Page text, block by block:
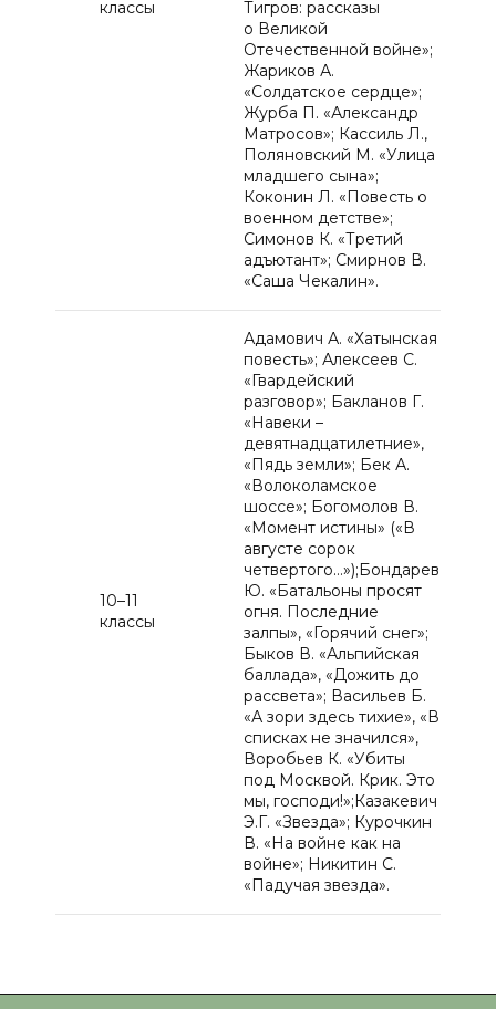
классы
Тигров: рассказы
о Великой
Отечественной войне»;
Жариков А.
«Солдатское сердце»;
Журба П. «Александр
Матросов»; Кассиль Л.,
Поляновский М. «Улица
младшего сына»;
Коконин Л. «Повесть о
военном детстве»;
Симонов К. «Третий
адъютант»; Смирнов В.
«Саша Чекалин».
10–11
классы
Адамович А. «Хатынская
повесть»; Алексеев С.
«Гвардейский
разговор»; Бакланов Г.
«Навеки –
девятнадцатилетние»,
«Пядь земли»; Бек А.
«Волоколамское
шоссе»; Богомолов В.
«Момент истины» («В
августе сорок
четвертого…»);Бондарев
Ю. «Батальоны просят
огня. Последние
залпы», «Горячий снег»;
Быков В. «Альпийская
баллада», «Дожить до
рассвета»; Васильев Б.
«А зори здесь тихие», «В
списках не значился»,
Воробьев К. «Убиты
под Москвой. Крик. Это
мы, господи!»;Казакевич
Э.Г. «Звезда»; Курочкин
В. «На войне как на
войне»; Никитин С.
«Падучая звезда».